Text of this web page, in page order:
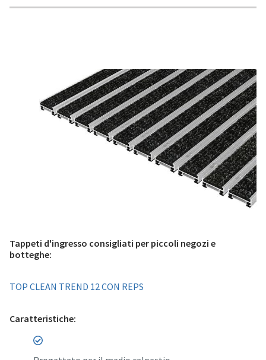
Tappeti d'ingresso consigliati per piccoli negozi e
botteghe:
TOP CLEAN TREND 12 CON REPS
Caratteristiche: